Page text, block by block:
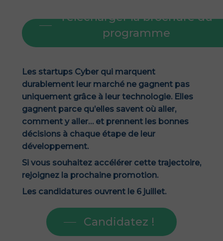
Télécharger la brochure du
programme
Les startups Cyber qui marquent
durablement leur marché ne gagnent pas
uniquement grâce à leur technologie. Elles
gagnent parce qu’elles savent où aller,
comment y aller… et prennent les bonnes
décisions à chaque étape de leur
développement.
Si vous souhaitez accélérer cette trajectoire,
rejoignez la prochaine promotion.
Les candidatures ouvrent le 6 juillet.
Candidatez !